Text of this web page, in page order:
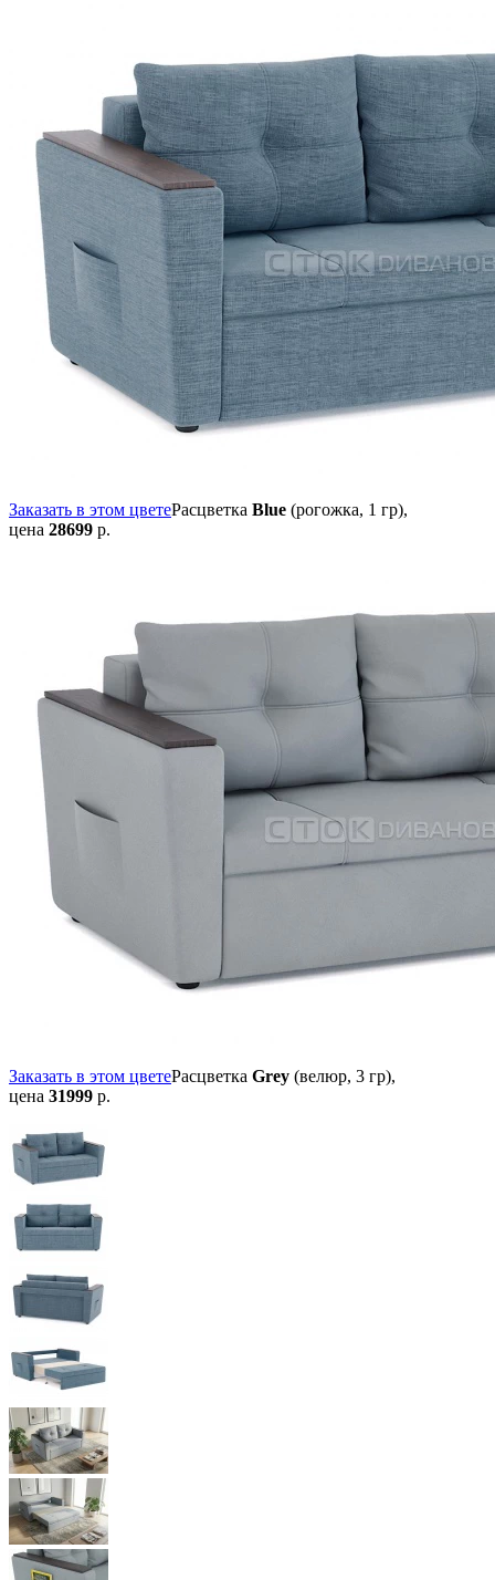
Заказать в этом цветеРасцветка Blue (рогожка, 1 гр),
цена 28699 р.
Заказать в этом цветеРасцветка Grey (велюр, 3 гр),
цена 31999 р.